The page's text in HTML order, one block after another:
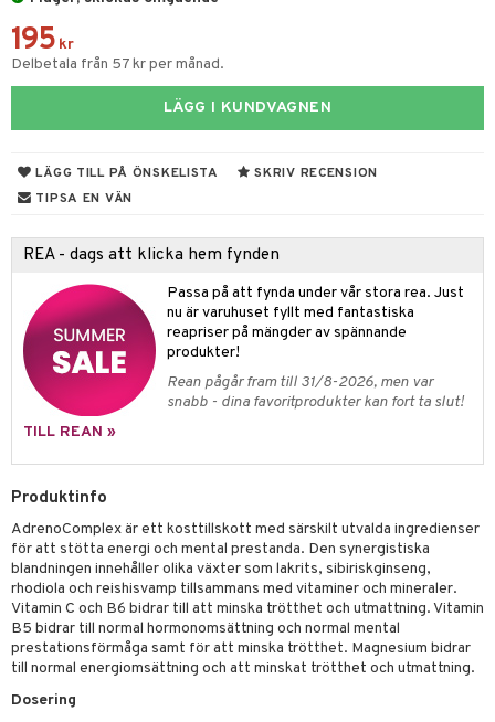
195 kr
Delbetala från 57 kr per månad.
LÄGG I KUNDVAGNEN
LÄGG TILL PÅ ÖNSKELISTA
SKRIV RECENSION
TIPSA EN VÄN
REA - dags att klicka hem fynden
Passa på att fynda under vår stora rea. Just
nu är varuhuset fyllt med fantastiska
reapriser på mängder av spännande
produkter!
Rean pågår fram till 31/8-2026, men var
snabb - dina favoritprodukter kan fort ta slut!
TILL REAN »
Produktinfo
AdrenoComplex är ett kosttillskott med särskilt utvalda ingredienser
för att stötta energi och mental prestanda. Den synergistiska
blandningen innehåller olika växter som lakrits, sibiriskginseng,
rhodiola och reishisvamp tillsammans med vitaminer och mineraler.
Vitamin C och B6 bidrar till att minska trötthet och utmattning. Vitamin
B5 bidrar till normal hormonomsättning och normal mental
prestationsförmåga samt för att minska trötthet. Magnesium bidrar
till normal energiomsättning och att minskat trötthet och utmattning.
Dosering
& nötter
& buljong
& oro
& avgiftning
fot
K